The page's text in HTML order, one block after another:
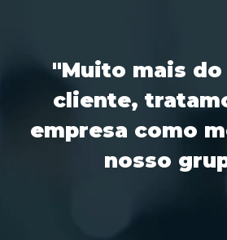
"Muito mais do
cliente,
empresa como
nosso